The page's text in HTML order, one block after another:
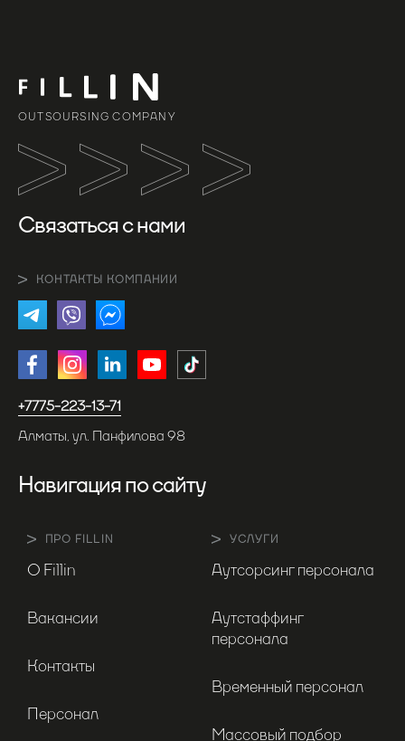
OUTSOURSING COMPANY
Связаться с нами
КОНТАКТЫ КОМПАНИИ
+7775-223-13-71
Алматы, ул. Панфилова 98
Навигация по сайту
ПРО FILLIN
О Fillin
Вакансии
Контакты
Персонал
УСЛУГИ
Аутсорсинг персонала
Аутстаффинг
персонала
Временный персонал
Массовый подбор